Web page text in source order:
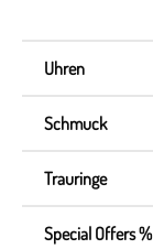
Uhren
Schmuck
Trauringe
Special Offers %